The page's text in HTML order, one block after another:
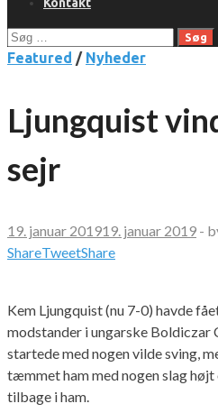
Søg
efter:
Featured / Nyheder
Ljungquist
sejr
19. januar 201919. januar 2019 -
ShareTweetShare
Kem Ljungquist (nu 7-0) havde
modstander i ungarske Boldiczar
startede med nogen vilde sving,
tæmmet ham med nogen slag
tilbage i ham.